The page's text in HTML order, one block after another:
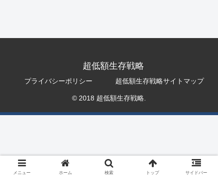
超低額生存戦略
プライバシーポリシー 超低額生存戦略サイトマップ
© 2018 超低額生存戦略.
メニュー ホーム 検索 トップ サイドバー